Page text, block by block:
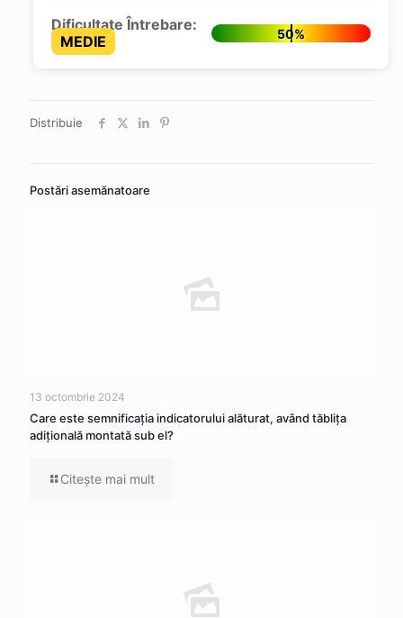
Dificultate Întrebare:
MEDIE
50%
Distribuie
Postări asemănatoare
13 octombrie 2024
Care este semnificația indicatorului alăturat, având tăblița
adițională montată sub el?
Citeşte mai mult